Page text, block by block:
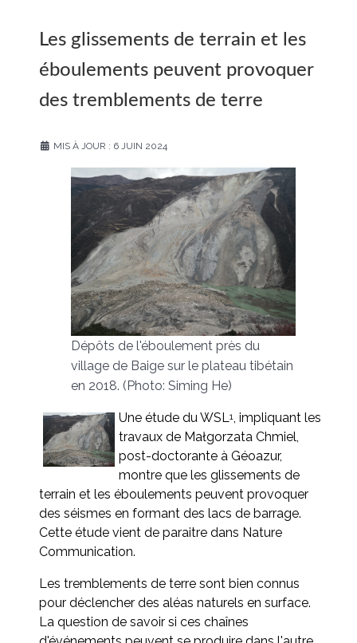
Les glissements de terrain et les
éboulements peuvent provoquer
des tremblements de terre
MIS À JOUR : 6 JUIN 2024
Dépôts de l'éboulement près du
village de Baige sur le plateau tibétain
en 2018. (Photo: Siming He)
Une étude du WSL1, impliquant les
travaux de Małgorzata Chmiel,
post-doctorante à Géoazur,
montre que les glissements de
terrain et les éboulements peuvent provoquer
des séismes en formant des lacs de barrage.
Cette étude vient de paraitre dans Nature
Communication.
Les tremblements de terre sont bien connus
pour déclencher des aléas naturels en surface.
La question de savoir si ces chaînes